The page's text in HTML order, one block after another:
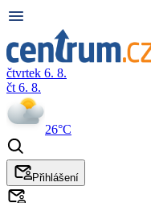
čtvrtek 6. 8.
čt 6. 8.
26°C
Přihlášení